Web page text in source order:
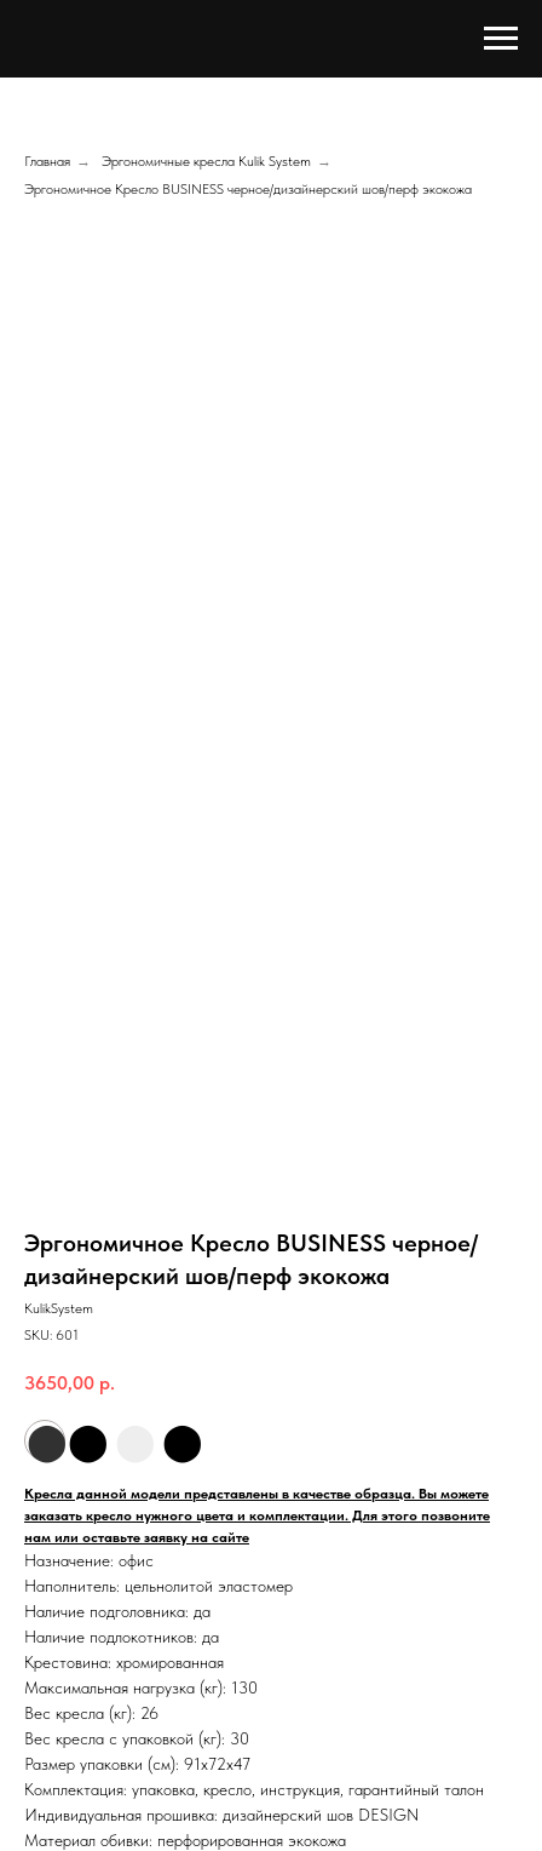
Главная → Эргономичные кресла Kulik System →
Эргономичное Кресло BUSINESS черное/дизайнерский шов/перф экокожа
Эргономичное Кресло BUSINESS черное/
дизайнерский шов/перф экокожа
KulikSystem
SKU: 601
3650,00 р.
⬤⬤ ⬤
Кресла данной модели представлены в качестве образца. Вы можете
заказать кресло нужного цвета и комплектации. Для этого позвоните
нам или оставьте заявку на сайте
Назначение: офис
Наполнитель: цельнолитой эластомер
Наличие подголовника: да
Наличие подлокотников: да
Крестовина: хромированная
Максимальная нагрузка (кг): 130
Вес кресла (кг): 26
Вес кресла с упаковкой (кг): 30
Размер упаковки (см): 91х72х47
Комплектация: упаковка, кресло, инструкция, гарантийный талон
Индивидуальная прошивка: дизайнерский шов DESIGN
Материал обивки: перфорированная экокожа